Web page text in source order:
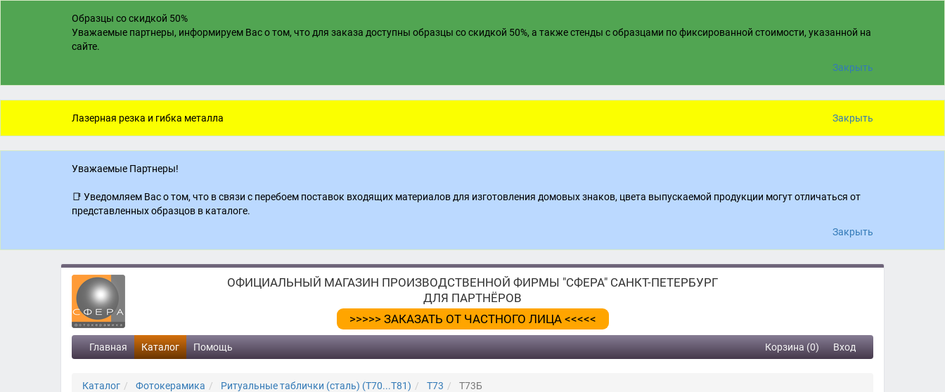
Образцы со скидкой 50%
Уважаемые партнеры, информируем Вас о том, что для заказа доступны образцы со скидкой 50%, а также стенды с образцами по фиксированной стоимости, указанной на
сайте.
Закрыть
Лазерная резка и гибка металла Закрыть
Уважаемые Партнеры!
📑 Уведомляем Вас о том, что в связи с перебоем поставок входящих материалов для изготовления домовых знаков, цвета выпускаемой продукции могут отличаться от
представленных образцов в каталоге.
Закрыть
ОФИЦИАЛЬНЫЙ МАГАЗИН ПРОИЗВОДСТВЕННОЙ ФИРМЫ "СФЕРА" САНКТ-ПЕТЕРБУРГ
ДЛЯ ПАРТНЁРОВ
>>>>> ЗАКАЗАТЬ ОТ ЧАСТНОГО ЛИЦА <<<<<
Главная Каталог Помощь Корзина (0) Вход
Каталог Фотокерамика Ритуальные таблички (сталь) (Т70...Т81) Т73 Т73Б